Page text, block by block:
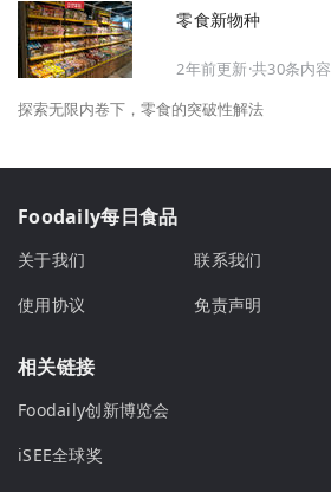
零食新物种
2年前更新·共30条内容
探索无限内卷下，零食的突破性解法
Foodaily每日食品
关于我们 联系我们
使用协议
免责声明
相关链接
Foodaily创新博览会
iSEE全球奖